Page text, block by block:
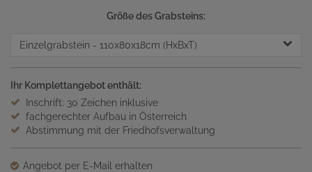
Größe des Grabsteins:
Einzelgrabstein - 110x80x18cm (HxBxT)
Ihr Komplettangebot enthält:
Inschrift: 30 Zeichen inklusive
fachgerechter Aufbau in Österreich
Abstimmung mit der Friedhofsverwaltung
Angebot per E-Mail erhalten